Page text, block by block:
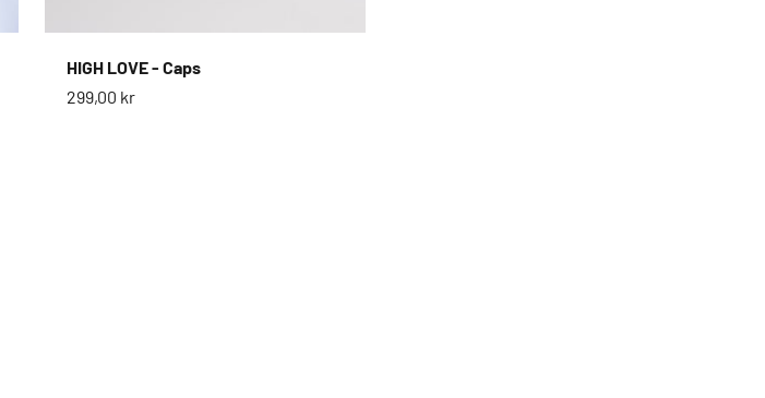
HIGH LOVE - Caps
Salgspris
299,00 kr